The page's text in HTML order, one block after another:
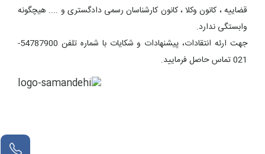
قضاییه ، کانون وکلا ، کانون کارشناسان رسمی دادگستری و .... هیچگونه
وابستگی ندارد.
جهت ارئه انتقادات، پیشنهادات و شکایات با شماره تلفن 54787900-
021 تماس حاصل فرمایید.